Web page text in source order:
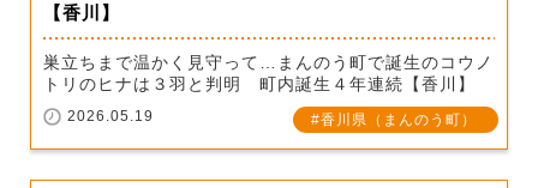
【香川】
巣立ちまで温かく見守って…まんのう町で誕生のコウノ
トリのヒナは３羽と判明 町内誕生４年連続【香川】
2026.05.19 香川県（まんのう町）